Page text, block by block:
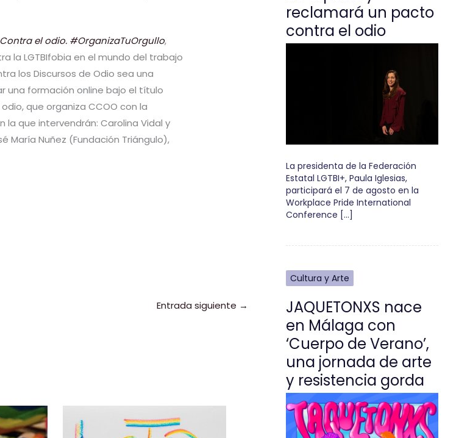
Contra el odio. #OrganizaTuOrgullo,
la LGTBIfobia en el mundo del trabajo
los Discursos de Odio sea una
una formación online bajo el título
que organiza CCOO con la
la que intervendrán: Carolina Vidal y
María Nuñez (Fundación Triángulo),
Entrada siguiente →
reclamará un pacto
contra el odio
La presidenta de la Federación
Estatal LGTBI+, Paula Iglesias,
participará el 7 de agosto en la
Workplace Pride International
Conference […]
Cultura y Arte
JAQUETONXS nace
en Málaga con
‘Cuerpo de Verano’,
una jornada de arte
y resistencia gorda